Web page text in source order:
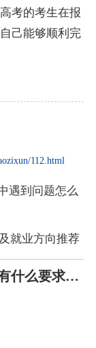
考的考生在报
己能够顺利完
112.html
遇到问题怎么
就业方向推荐
“2025年河南成人高考报名照片有什么要求”相关阅读